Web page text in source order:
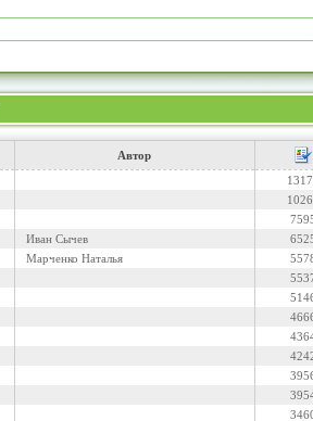
Автор
Иван Сычев
Марченко Наталья